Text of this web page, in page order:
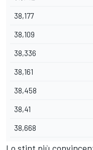
38,177
38,109
38,336
38,161
38,458
38,41
38,668